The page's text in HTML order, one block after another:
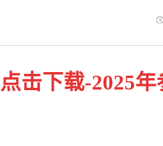
点击下载-2025